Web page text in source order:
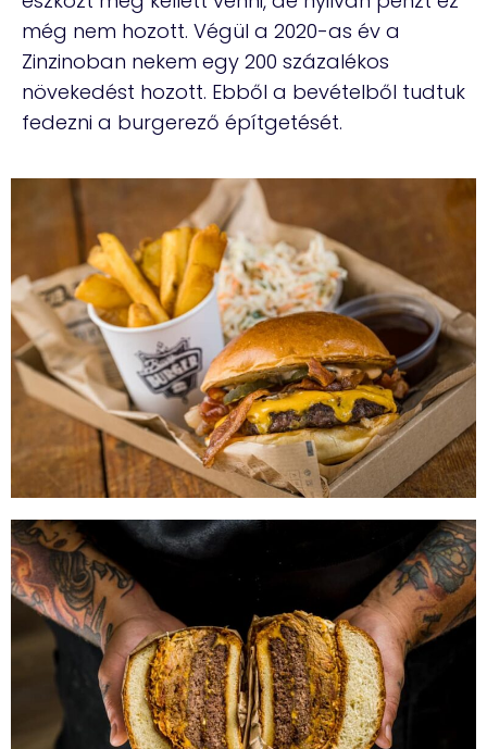
még nem hozott. Végül a 2020-as év a
Zinzinoban nekem egy 200 százalékos
növekedést hozott. Ebből a bevételből tudtuk
fedezni a burgerező építgetését.